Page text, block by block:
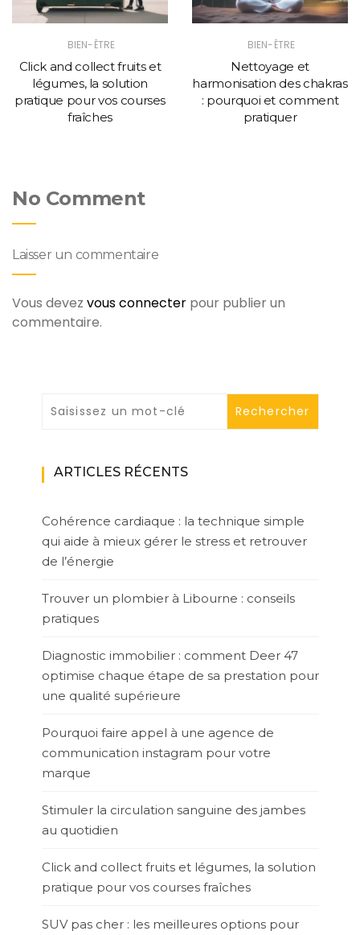
BIEN-ÊTRE
Click and collect fruits et
légumes, la solution
pratique pour vos courses
fraîches
BIEN-ÊTRE
Nettoyage et
harmonisation des chakras
: pourquoi et comment
pratiquer
No Comment
Laisser un commentaire
Vous devez vous connecter pour publier un
commentaire.
ARTICLES RÉCENTS
Cohérence cardiaque : la technique simple
qui aide à mieux gérer le stress et retrouver
de l’énergie
Trouver un plombier à Libourne : conseils
pratiques
Diagnostic immobilier : comment Deer 47
optimise chaque étape de sa prestation pour
une qualité supérieure
Pourquoi faire appel à une agence de
communication instagram pour votre
marque
Stimuler la circulation sanguine des jambes
au quotidien
Click and collect fruits et légumes, la solution
pratique pour vos courses fraîches
SUV pas cher : les meilleures options pour